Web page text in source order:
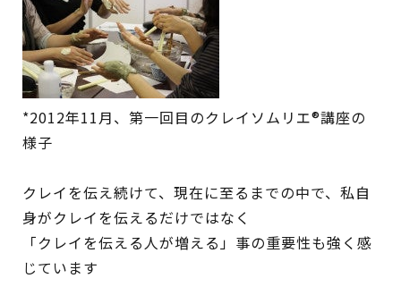
*2012年11月、第一回目のクレイソムリエ®講座の
様子
クレイを伝え続けて、現在に至るまでの中で、私自
身がクレイを伝えるだけではなく
「クレイを伝える人が増える」事の重要性も強く感
じています